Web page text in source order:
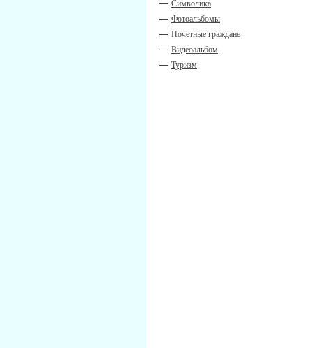
Символика
Фотоальбомы
Почетные граждане
Видеоальбом
Туризм